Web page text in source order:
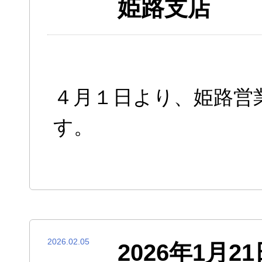
姫路支店
４月１日より、姫路
す。
2026.02.05 2026年1月